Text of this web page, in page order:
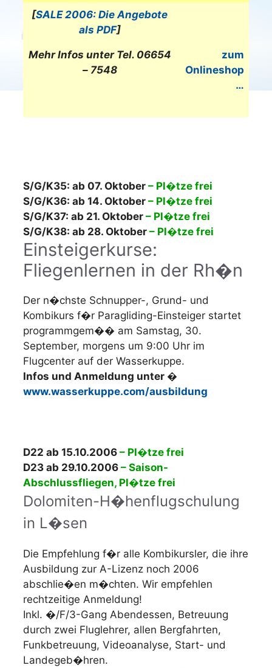
[SALE 2006: Die Angebote
als PDF]
Mehr Infos unter Tel. 06654
– 7548
zum
Onlineshop
…
S/G/K35: ab 07. Oktober – Pl�tze frei
S/G/K36: ab 14. Oktober – Pl�tze frei
S/G/K37: ab 21. Oktober – Pl�tze frei
S/G/K38: ab 28. Oktober – Pl�tze frei
Einsteigerkurse:
Fliegenlernen in der Rh�n
Der n�chste Schnupper-, Grund- und
Kombikurs f�r Paragliding-Einsteiger startet
programmgem�� am Samstag, 30.
September, morgens um 9:00 Uhr im
Flugcenter auf der Wasserkuppe.
Infos und Anmeldung unter �
www.wasserkuppe.com/ausbildung
D22 ab 15.10.2006 – Pl�tze frei
D23 ab 29.10.2006 – Saison-
Abschlussfliegen, Pl�tze frei
Dolomiten-H�henflugschulung
in L�sen
Die Empfehlung f�r alle Kombikursler, die ihre
Ausbildung zur A-Lizenz noch 2006
abschlie�en m�chten. Wir empfehlen
rechtzeitige Anmeldung!
Inkl. �/F/3-Gang Abendessen, Betreuung
durch zwei Fluglehrer, allen Bergfahrten,
Funkbetreuung, Videoanalyse, Start- und
Landegeb�hren.